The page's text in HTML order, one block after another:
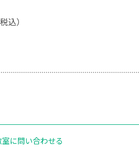
込）
室に問い合わせる